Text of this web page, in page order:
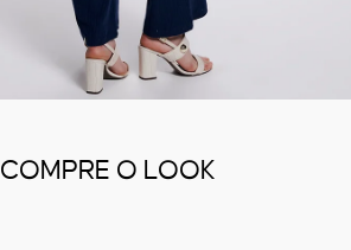
COMPRE O LOOK